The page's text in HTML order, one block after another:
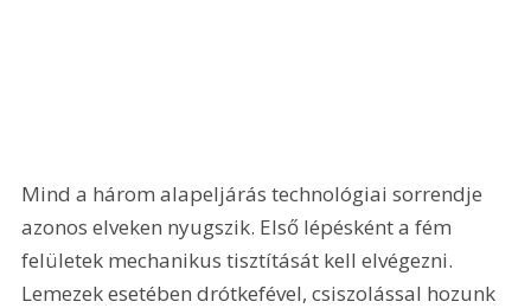
Mind a három alapeljárás technológiai sorrendje
azonos elveken nyugszik. Első lépésként a fém
felületek mechanikus tisztítását kell elvégezni.
Lemezek esetében drótkefével, csiszolással hozunk